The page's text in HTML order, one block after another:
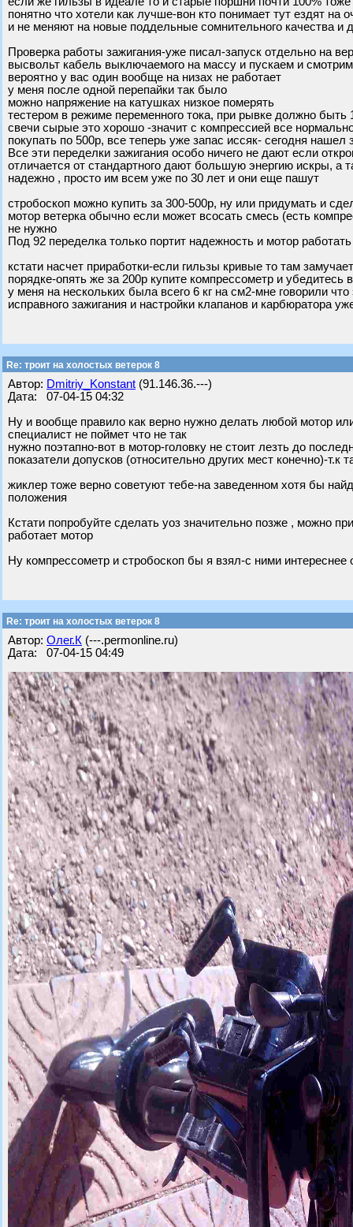
понятно что хотели как лучше-вон кто понимает тут ездят
и не меняют на новые поддельные сомнительного качества
Проверка работы зажигания-уже писал-запуск отдельно на
высвольт кабель выключаемого на массу и пускаем и смотрим
вероятно у вас один вообще на низах не работает
у меня после одной перепайки так было
можно напряжение на катушках низкое померять
тестером в режиме переменного тока, при рывке должно
свечи сырые это хорошо -значит с компрессией все
покупать по 500р, все теперь уже запас иссяк- сегодня нашел
Все эти переделки зажигания особо ничего не дают если
отличается от стандартного дают большую энергию искры, а
надежно , просто им всем уже по 30 лет и они еще пашут
стробоскоп можно купить за 300-500р, ну или придумать и
мотор ветерка обычно если может всосать смесь (есть
не нужно
Под 92 переделка только портит надежность и мотор
кстати насчет приработки-если гильзы кривые то там
порядке-опять же за 200р купите компрессометр и
у меня на нескольких была всего 6 кг на см2-мне говорили
исправного зажигания и настройки клапанов и карбюратора
Re: троит на холостых ветерок 8
Автор: Dmitriy_Konstant (91.146.36.---)
Дата: 07-04-15 04:32
Ну и вообще правило как верно нужно делать любой мотор
специалист не поймет что не так
нужно поэтапно-вот в мотор-головку не стоит лезть до
показатели допусков (относительно других мест конечно)-
жиклер тоже верно советуют тебе-на заведенном хотя бы
положения
Кстати попробуйте сделать уоз значительно позже , можно
работает мотор
Ну компрессометр и стробоскоп бы я взял-с ними
Re: троит на холостых ветерок 8
Автор: Олег.К (---.permonline.ru)
Дата: 07-04-15 04:49